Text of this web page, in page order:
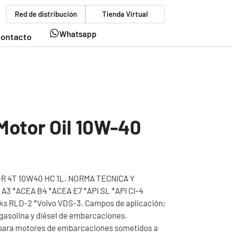
Red de distribución Tienda Virtual
Whatsapp
Oil 10W-40
4T 10W40 HC 1L. NORMA TECNICA Y
*ACEA B4 *ACEA E7 *API SL *API CI-4
RLD-2 *Volvo VDS-3. Campos de aplicación;
y diésel de embarcaciones.
motores de embarcaciones sometidos a